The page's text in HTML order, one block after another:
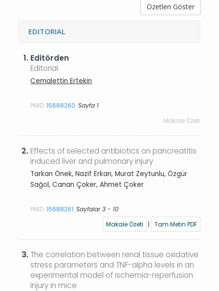
Özetleri Göster
EDITORIAL
1. Editörden
Editorial
Cemalettin Ertekin
PMID:15688260 Sayfa 1
Makale Özeti
2. Effects of selected antibiotics on pancreatitis
induced liver and pulmonary injury
Tarkan Önek, Nazif Erkan, Murat Zeytunlu, Özgür
Sağol, Canan Çoker, Ahmet Çoker
PMID:15688261 Sayfalar 3 - 10
Makale Özeti
| Tam Metin PDF
3. The correlation between renal tissue oxidative
stress parameters and TNF-alpha levels in an
experimental model of ischemia-reperfusion
injury in mice